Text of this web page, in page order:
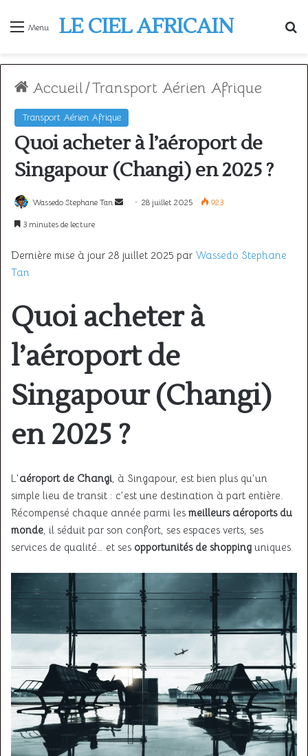
Menu LE CIEL AFRICAIN
Accueil/Transport Aérien Afrique
Transport Aérien Afrique
Quoi acheter à l’aéroport de
Singapour (Changi) en 2025 ?
Wassedo Stephane Tan
Envoyer28 juillet 2025 923
3 minutes de lecture
Dernière mise à jour 28 juillet 2025 par Wassedo Stephane
Tan
Quoi acheter à
l’aéroport de
Singapour (Changi)
en 2025 ?
L’aéroport de Changi , à Singapour, est bien plus qu’un
simple lieu de transit : c’est une destination à part entière.
Récompensé chaque année parmi les meilleurs aéroports du
monde , il séduit par son confort, ses espaces verts, ses
services de qualité… et ses opportunités de shopping uniques.